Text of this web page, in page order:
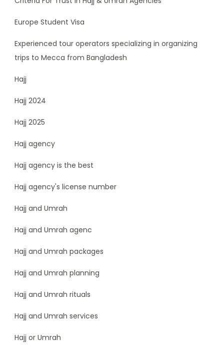
Europe Student Visa
Experienced tour operators specializing in organizing
trips to Mecca from Bangladesh
Hajj
Hajj 2024
Hajj 2025
Hajj agency
Hajj agency is the best
Hajj agency's license number
Hajj and Umrah
Hajj and Umrah agenc
Hajj and Umrah packages
Hajj and Umrah planning
Hajj and Umrah rituals
Hajj and Umrah services
Hajj or Umrah